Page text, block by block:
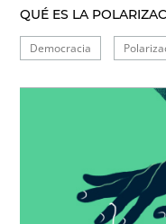
QUÉ ES LA
Democracia